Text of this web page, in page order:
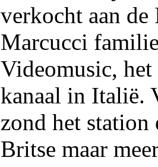
verkocht aan de
Marcucci
Videomusic, het
kanaal in Italië.
zond het station
Britse maar